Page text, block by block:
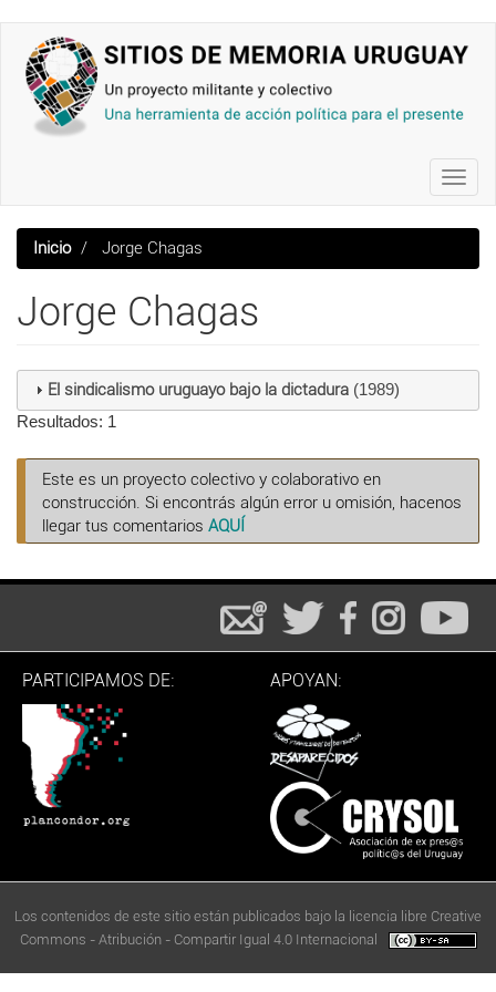
contenido
principal
Inicio Jorge Chagas
Jorge Chagas
El sindicalismo uruguayo bajo la dictadura(1989)
Resultados: 1
Este es un proyecto colectivo y colaborativo en
construcción. Si encontrás algún error u omisión, hacenos
llegar tus comentarios AQUÍ
PARTICIPAMOS DE: APOYAN:
Los contenidos de este sitio están publicados bajo la licencia libre Creative
Commons - Atribución - Compartir Igual 4.0 Internacional